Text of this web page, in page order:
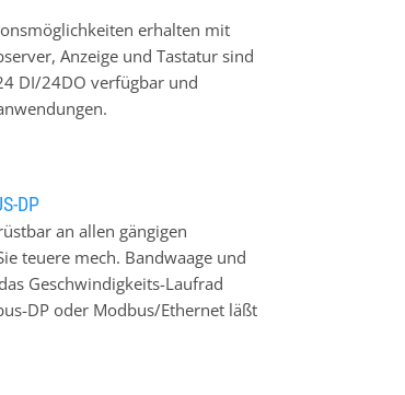
Wiegeelektronik sowie
vertreten, der Lösungen und
2024 in die Geschäftsführung
von Bruno Häfele die Leitung
erhalten mit
Anzeige und Tastatur sind
DI/24DO verfügbar und
DP
an allen gängigen
teuere mech. Bandwaage und
Geschwindigkeits-Laufrad
DP oder Modbus/Ethernet läßt
verwenden und direkt an